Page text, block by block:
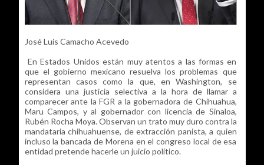
José Luis Camacho Acevedo
En Estados Unidos están muy atentos a las formas en
que el gobierno mexicano resuelva los problemas que
representan casos como la que, en Washington, se
considera una justicia selectiva a la hora de llamar a
comparecer ante la FGR a la gobernadora de Chihuahua,
Maru Campos, y al gobernador con licencia de Sinaloa,
Rubén Rocha Moya. Observan un trato muy duro contra la
mandataria chihuahuense, de extracción panista, a quien
incluso la bancada de Morena en el congreso local de esa
entidad pretende hacerle un juicio político.